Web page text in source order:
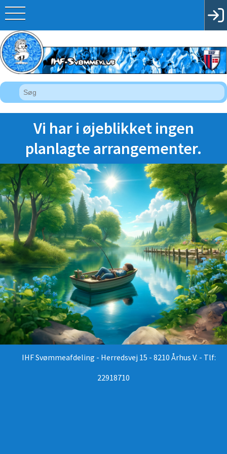
Vi har i øjeblikket ingen
planlagte arrangementer.
IHF Svømmeafdeling - Herredsvej 15 - 8210 Århus V. - Tlf:
22918710